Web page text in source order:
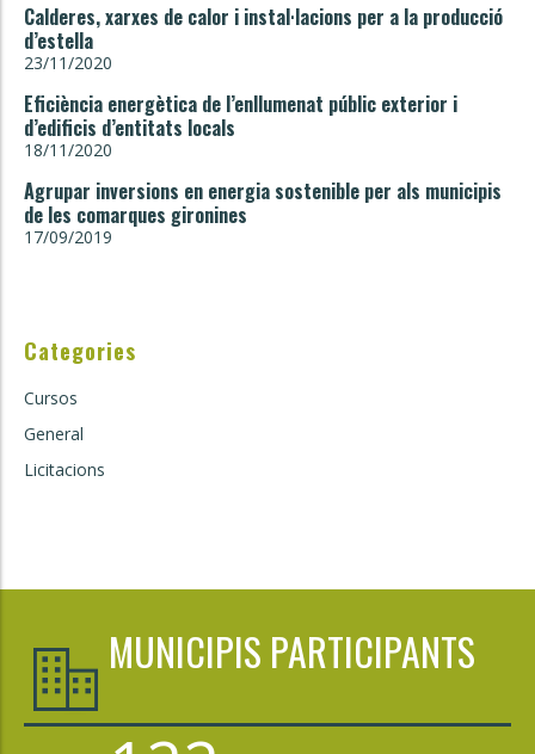
Calderes, xarxes de calor i instal·lacions per a la producció
d’estella
23/11/2020
Eficiència energètica de l’enllumenat públic exterior i
d’edificis d’entitats locals
18/11/2020
Agrupar inversions en energia sostenible per als municipis
de les comarques gironines
17/09/2019
Categories
Cursos
General
Licitacions
MUNICIPIS PARTICIPANTS